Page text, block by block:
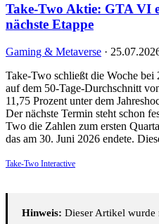
Take-Two Aktie: GTA VI
nächste Etappe
Gaming & Metaverse ·
Take-Two schließt die Woche bei
auf dem 50-Tage-Durchschnitt
11,75 Prozent unter dem
Der nächste Termin steht schon
Two die Zahlen zum ersten
das am 30. Juni 2026 endete.
Take-Two Interactive
Hinweis: Dieser Artikel